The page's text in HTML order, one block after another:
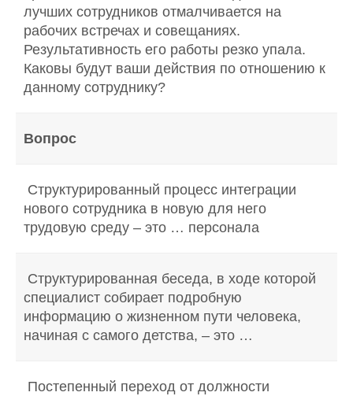
лучших сотрудников отмалчивается на
рабочих встречах и совещаниях.
Результативность его работы резко упала.
Каковы будут ваши действия по отношению к
данному сотруднику?
Вопрос
Структурированный процесс интеграции
нового сотрудника в новую для него
трудовую среду – это … персонала
Структурированная беседа, в ходе которой
специалист собирает подробную
информацию о жизненном пути человека,
начиная с самого детства, – это …
Постепенный переход от должности